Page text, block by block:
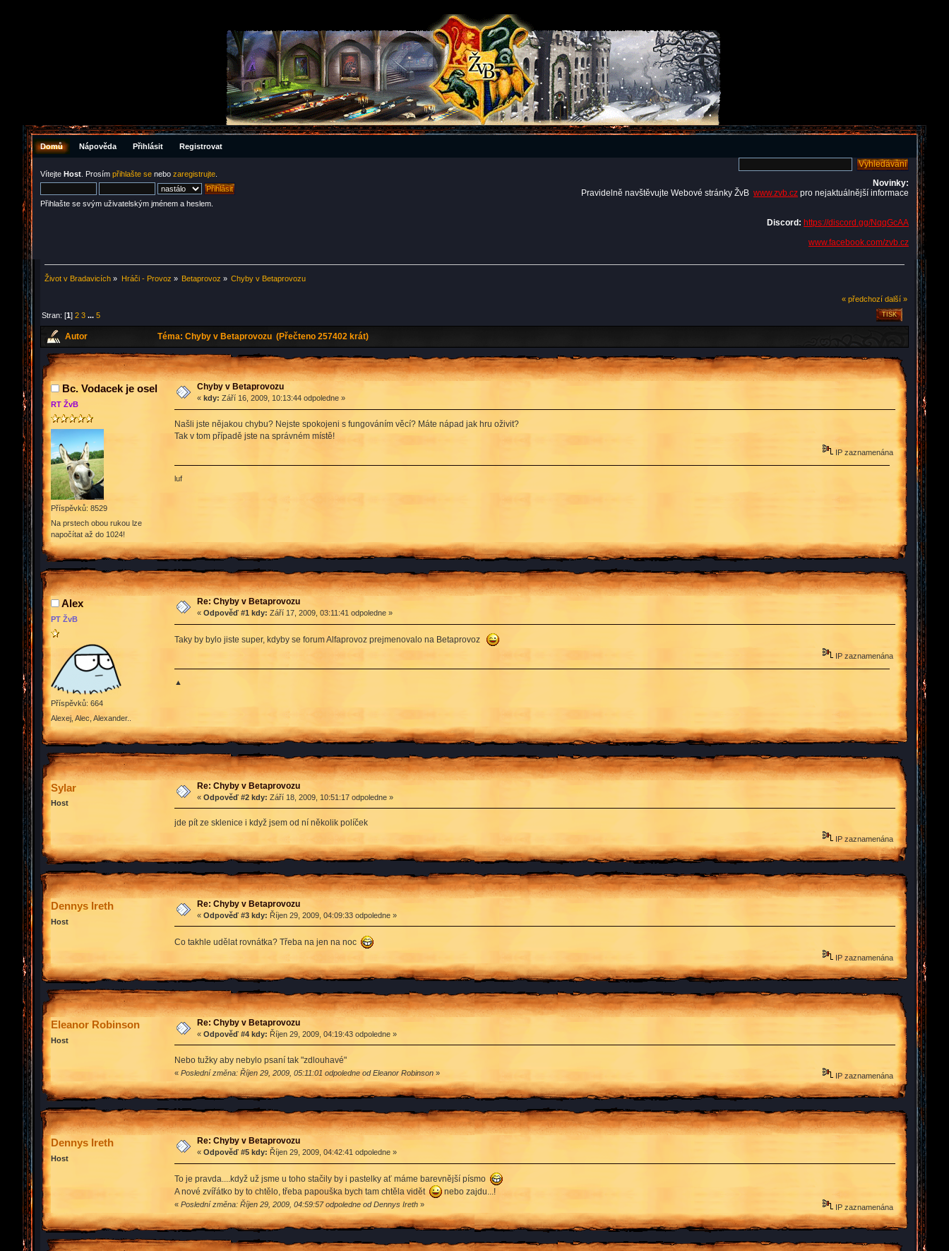
Domů Nápověda Přihlásit Registrovat
Vítejte Host . Prosím přihlašte se nebo zaregistrujte
Přihlašte se svým uživatelským jménem a heslem.
Novinky:
Pravidelně navštěvujte Webové stránky ŽvB www.zvb.cz pro nejaktuálnější informace
Discord: https://discord.gg/NqqGcAA
www.facebook.com/zvb.cz
Život v Bradavicích » Hráči - Provoz » Betaprovoz » Chyby v Betaprovozu
« předchozí další »
TISK
Stran: [1]2 3 ...5
Autor Téma: Chyby v Betaprovozu (Přečteno 257402 krát)
Bc. Vodacek je osel
RT ŽvB
Příspěvků: 8529
Na prstech obou rukou lze
napočítat až do 1024!
Chyby v Betaprovozu
« kdy: Září 16, 2009, 10:13:44 odpoledne »
Našli jste nějakou chybu? Nejste spokojeni s fungováním věcí? Máte nápad jak hru oživit?
Tak v tom případě jste na správném místě!
IP zaznamenána
luf
Alex
PT ŽvB
Příspěvků: 664
Alexej, Alec, Alexander..
Re: Chyby v Betaprovozu
« Odpověď #1 kdy: Září 17, 2009, 03:11:41 odpoledne »
Taky by bylo jiste super, kdyby se forum Alfaprovoz prejmenovalo na Betaprovoz
IP zaznamenána
▲
Sylar
Host
Re: Chyby v Betaprovozu
« Odpověď #2 kdy: Září 18, 2009, 10:51:17 odpoledne »
jde pít ze sklenice i když jsem od ní několik políček
IP zaznamenána
Dennys Ireth
Host
Re: Chyby v Betaprovozu
« Odpověď #3 kdy: Říjen 29, 2009, 04:09:33 odpoledne »
Co takhle udělat rovnátka? Třeba na jen na noc
IP zaznamenána
Eleanor Robinson
Host
Re: Chyby v Betaprovozu
« Odpověď #4 kdy: Říjen 29, 2009, 04:19:43 odpoledne »
Nebo tužky aby nebylo psaní tak "zdlouhavé"
« Poslední změna: Říjen 29, 2009, 05:11:01 odpoledne od Eleanor Robinson» IP zaznamenána
Dennys Ireth
Host
Re: Chyby v Betaprovozu
« Odpověď #5 kdy: Říjen 29, 2009, 04:42:41 odpoledne »
To je pravda....když už jsme u toho stačily by i pastelky ať máme barevnější písmo
A nové zvířátko by to chtělo, třeba papouška bych tam chtěla vidět
nebo zajdu...!
« Poslední změna: Říjen 29, 2009, 04:59:57 odpoledne od Dennys Ireth» IP zaznamenána